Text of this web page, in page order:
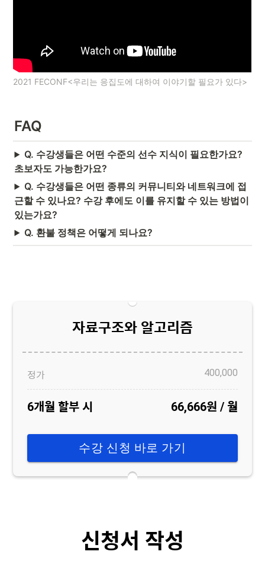
2021 FECONF<우리는 응집도에 대하여 이야기할 필요가 있다>
FAQ
Q. 수강생들은 어떤 수준의 선수 지식이 필요한가요?
초보자도 가능한가요?
Q. 수강생들은 어떤 종류의 커뮤니티와 네트워크에 접
근할 수 있나요? 수강 후에도 이를 유지할 수 있는 방법이
있는가요?
Q. 환불 정책은 어떻게 되나요?
자료구조와 알고리즘
정가 400,000
6개월 할부 시 66,666원 / 월
수강 신청 바로 가기
신청서 작성